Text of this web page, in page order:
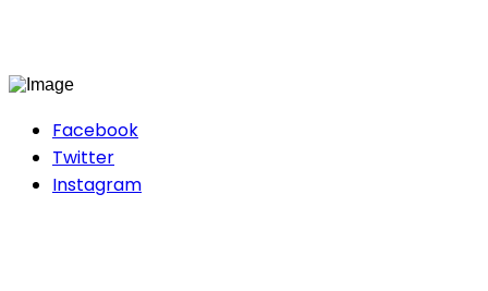
Facebook
Twitter
Instagram